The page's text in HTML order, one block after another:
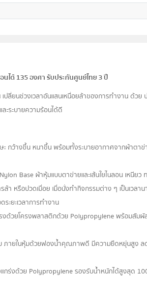
นได้ 135 องศา รับประกันศูนย์ไทย 3 ปี
ลี่ยนช่วงเวลาอันแสนเหนื่อยล้าของการทำงาน ด้วย
ะระบายความร้อนได้ดี
กว้างขึ้น หนาขึ้น พร้อมทั้งระบายอากาศจากผ้าตาข่
Base ผ้าหุ้มแบบตาข่ายและเส้นใยไนลอน เหนียว
ล้า หรือปวดเมื่อย เมื่อนั่งทำกิจกรรมต่าง ๆ เป็นเวล
ยะเวลาการทำงาน
งด้วยโครงพลาสติกด้วย Polypropylene พร้อมสัม
ภายในหุ้มด้วยฟองน้ำคุณภาพดี มีความยืดหยุ่นสูง ล
กร่งด้วย Polypropylene รองรับน้ำหนักได้สูงสุด